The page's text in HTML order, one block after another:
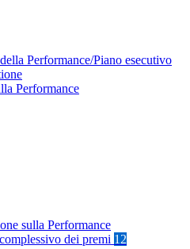
Performance/Piano esecutivo
Performance
sulla Performance
dei premi 12